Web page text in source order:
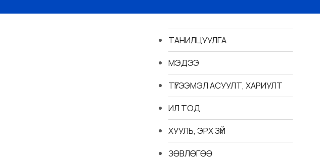
ТАНИЛЦУУЛГА
МЭДЭЭ
ТҮГЭЭМЭЛ АСУУЛТ, ХАРИУЛТ
ИЛ ТОД
ХУУЛЬ, ЭРХ ЗҮЙ
ЗӨВЛӨГӨӨ